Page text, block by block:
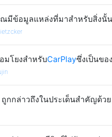
ณมีข้อมูลแหล่งที่มาสำหรับสิ่งนั้
มโยงสำหรับCarPlayซึ่งเป็นขอ
ถูกกล่าวถึงในประเด็นสำคัญด้วย